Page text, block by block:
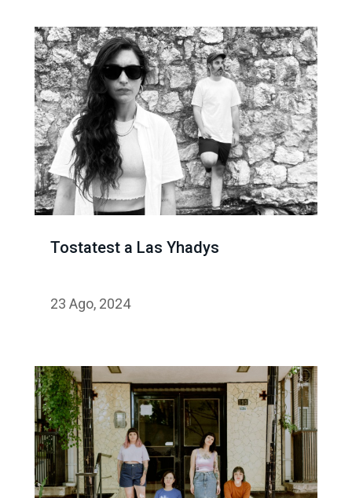
Tostatest a Las Yhadys
23 Ago, 2024